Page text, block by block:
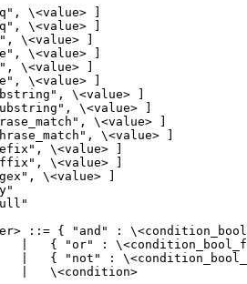
\<value> ]
\<value> ]
\<value> ]
\<value> ]
\<value> ]
\<value> ]
\<value> ]
\<value> ]
\<value> ]
\<value> ]
\<value> ]
\<value> ]
\<value> ]
::= { "and" :
|   { "or" :
|   { "not" :
|   \<condition>